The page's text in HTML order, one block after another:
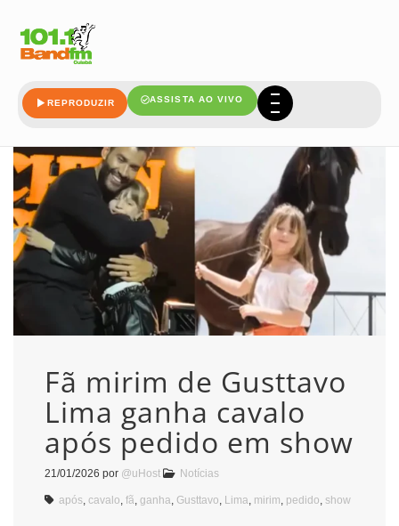
REPRODUZIR ASSISTA AO VIVO
Fã mirim de Gusttavo
Lima ganha cavalo
após pedido em show
21/01/2026 por @uHost Notícias
após cavalo fã ganha Gusttavo Lima mirim pedido show